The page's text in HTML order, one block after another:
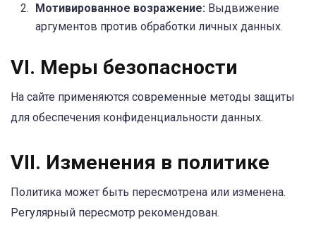
Мотивированное возражение: Выдвижение
аргументов против обработки личных данных.
VI. Меры безопасности
На сайте применяются современные методы защиты
для обеспечения конфиденциальности данных.
VII. Изменения в политике
Политика может быть пересмотрена или изменена.
Регулярный пересмотр рекомендован.